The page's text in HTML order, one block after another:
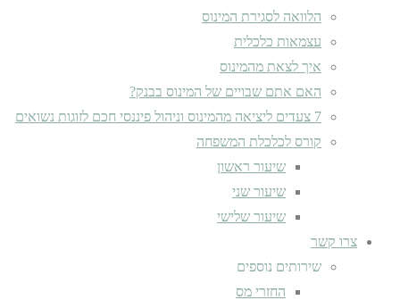
הלוואה לסגירת המינוס
עצמאות כלכלית
איך לצאת מהמינוס
האם אתם שבויים של המינוס בבנק?
7 צעדים ליציאה מהמינוס וניהול פיננסי חכם לזוגות נשואים
קורס לכלכלת המשפחה
שיעור ראשון
שיעור שני
שיעור שלישי
צרו קשר
שירותים נוספים
החזרי מס